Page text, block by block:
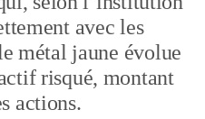
avec les
métal jaune évolue
risqué, montant
actions.